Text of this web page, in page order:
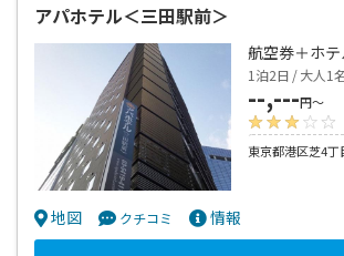
アパホテル＜三田駅前＞
航空券＋ホ
1泊2日 / 大人1
--,---円～
東京都港区芝4丁
地図 クチコミ 情報